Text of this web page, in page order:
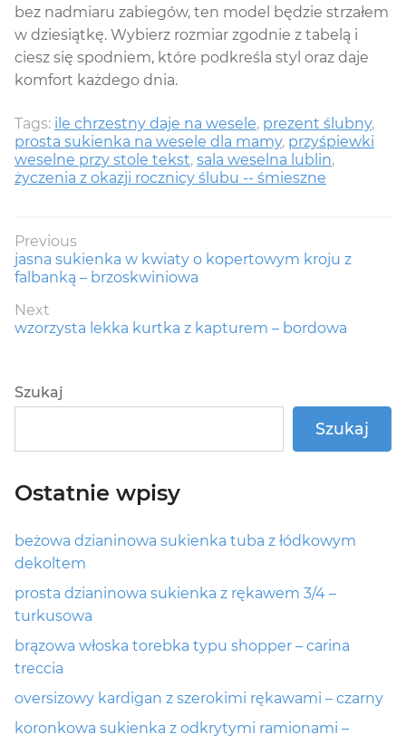
bez nadmiaru zabiegów, ten model będzie strzałem
w dziesiątkę. Wybierz rozmiar zgodnie z tabelą i
ciesz się spodniem, które podkreśla styl oraz daje
komfort każdego dnia.
Tags: ile chrzestny daje na wesele, prezent ślubny,
prosta sukienka na wesele dla mamy, przyśpiewki
weselne przy stole tekst, sala weselna lublin,
życzenia z okazji rocznicy ślubu -- śmieszne
Nawigacja
wpisu
Previous
Previous
post:
jasna sukienka w kwiaty o kopertowym kroju z
falbanką – brzoskwiniowa
Next
Next
wzorzysta lekka kurtka z kapturem – bordowa
Szukaj
Szukaj
Ostatnie wpisy
beżowa dzianinowa sukienka tuba z łódkowym
dekoltem
prosta dzianinowa sukienka z rękawem 3/4 –
turkusowa
brązowa włoska torebka typu shopper – carina
treccia
oversizowy kardigan z szerokimi rękawami – czarny
koronkowa sukienka z odkrytymi ramionami –